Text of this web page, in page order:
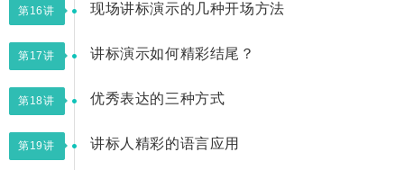
第16讲 现场讲标演示的几种开场方法
第17讲 讲标演示如何精彩结尾？
第18讲 优秀表达的三种方式
第19讲 讲标人精彩的语言应用